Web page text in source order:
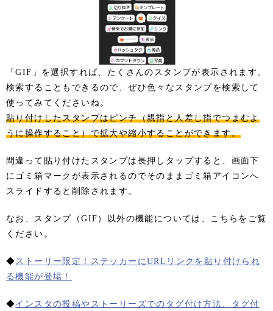
「GIF」を選択すれば、たくさんのスタンプが表示されます。
検索することもできるので、ぜひ色々なスタンプを検索して
使ってみてくださいね。
貼り付けしたスタンプはピンチ（親指と人差し指でつまむよ
うに操作すること）で拡大や縮小することができます。
間違って貼り付けたスタンプは長押しタップすると、画面下
にゴミ箱マークが表示されるのでそのままゴミ箱アイコンへ
スライドすると削除されます。
なお、スタンプ（GIF）以外の機能については、こちらをご覧
ください。
◆ストーリー限定！ステッカーにURLリンクを貼り付けられ
る機能が登場！
◆インスタの投稿やストーリーズでのタグ付け方法、タグ付